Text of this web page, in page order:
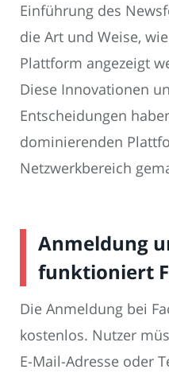
Einführung des
die Art und Weise,
Plattform angezeigt
Diese Innovationen
Entscheidungen
dominierenden
Netzwerkbereich
Anmeldung
funktioniert
Die Anmeldung bei
kostenlos. Nutzer
E-Mail-Adresse oder